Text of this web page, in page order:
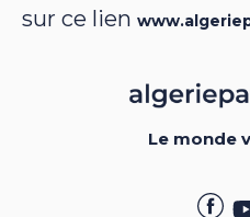
sur ce lien
Le monde